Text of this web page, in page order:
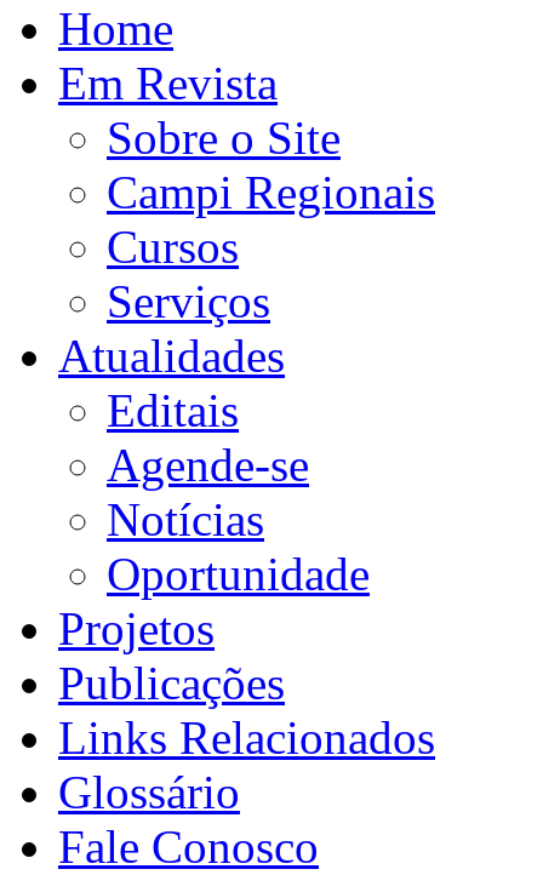
Home
Em Revista
Sobre o Site
Campi Regionais
Cursos
Serviços
Atualidades
Editais
Agende-se
Notícias
Oportunidade
Projetos
Publicações
Links Relacionados
Glossário
Fale Conosco